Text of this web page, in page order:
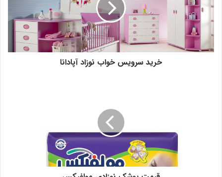
خرید سرویس خواب نوزاد آپادانا